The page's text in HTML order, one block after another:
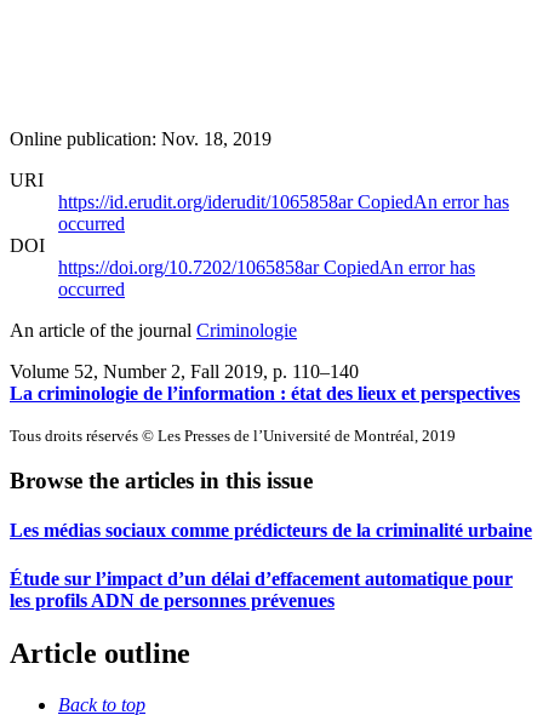
Online publication: Nov. 18, 2019
URI
https://id.erudit.org/iderudit/1065858arCopiedAn error has
occurred
DOI
https://doi.org/10.7202/1065858arCopiedAn error has
occurred
An article of the journal Criminologie
Volume 52, Number 2, Fall 2019, p. 110–140
La criminologie de l’information : état des lieux et perspectives
Tous droits réservés © Les Presses de l’Université de Montréal, 2019
Browse the articles in this issue
Les médias sociaux comme prédicteurs de la criminalité urbaine
Étude sur l’impact d’un délai d’effacement automatique pour
les profils ADN de personnes prévenues
Article outline
Back to top